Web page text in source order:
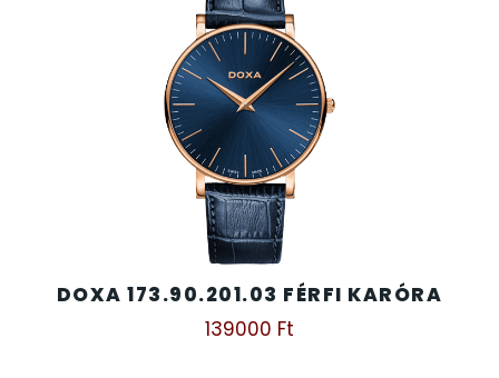
DOXA 173.90.201.03 FÉRFI KARÓRA
139000 Ft